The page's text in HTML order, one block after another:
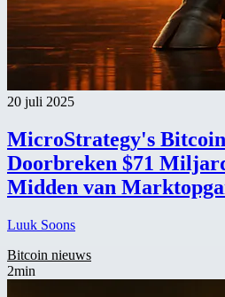
20 juli 2025
MicroStrategy's
Doorbreken $71
Midden van
Luuk Soons
Bitcoin nieuws
2min